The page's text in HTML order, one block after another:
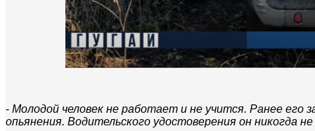
- Молодой человек не работает и не учится. Ранее его
опьянения. Водительского удостоверения он никогда